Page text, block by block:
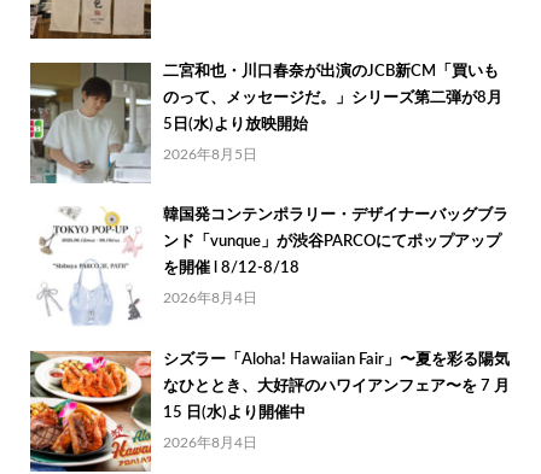
二宮和也・川口春奈が出演のJCB新CM「買いも
のって、メッセージだ。」シリーズ第二弾が8月
5日(水)より放映開始
2026年8月5日
韓国発コンテンポラリー・デザイナーバッグブラ
ンド「vunque」が渋谷PARCOにてポップアップ
を開催 l 8/12-8/18
2026年8月4日
シズラー「Aloha! Hawaiian Fair」〜夏を彩る陽気
なひととき、大好評のハワイアンフェア〜を 7 月
15 日(水)より開催中
2026年8月4日